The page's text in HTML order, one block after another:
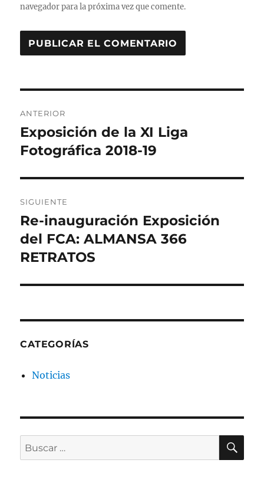
navegador para la próxima vez que comente.
de
entradas
ANTERIOR
Entrada
anterior:
Exposición de la XI Liga
Fotográfica 2018-19
SIGUIENTE
Entrada
siguiente:
Re-inauguración Exposición
del FCA: ALMANSA 366
RETRATOS
CATEGORÍAS
Noticias
Buscar
por: